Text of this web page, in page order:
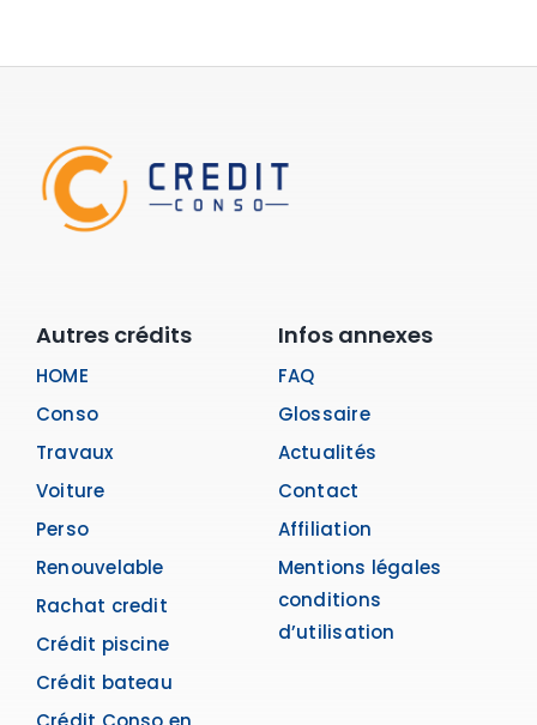
Autres crédits
HOME
Conso
Travaux
Voiture
Perso
Renouvelable
Rachat credit
Crédit piscine
Crédit bateau
Infos annexes
FAQ
Glossaire
Actualités
Contact
Affiliation
Mentions légales
conditions
d’utilisation